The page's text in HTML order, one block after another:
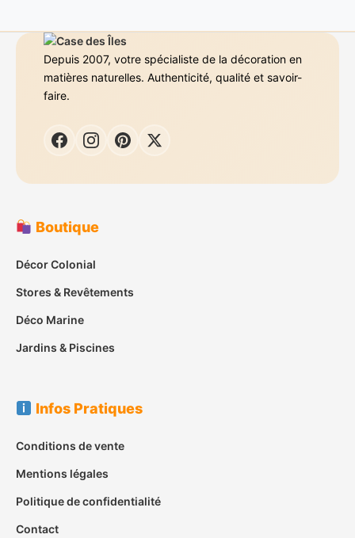
Depuis 2007, votre spécialiste de la décoration en
matières naturelles. Authenticité, qualité et savoir-
faire.
Boutique
Décor Colonial
Stores & Revêtements
Déco Marine
Jardins & Piscines
Infos Pratiques
Conditions de vente
Mentions légales
Politique de confidentialité
Contact